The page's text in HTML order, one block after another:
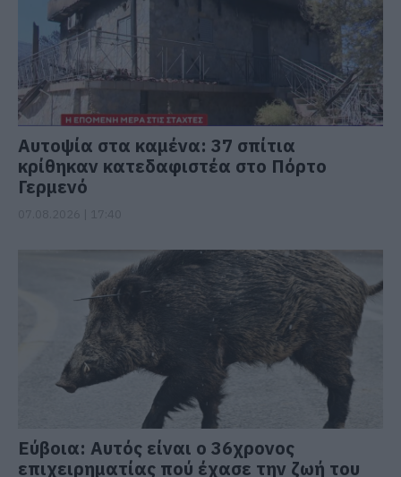
Αυτοψία στα καμένα: 37 σπίτια
κρίθηκαν κατεδαφιστέα στο Πόρτο
Γερμενό
Εύβοια: Αυτός είναι ο 36χρονος
επιχειρηματίας πού έχασε την ζωή του